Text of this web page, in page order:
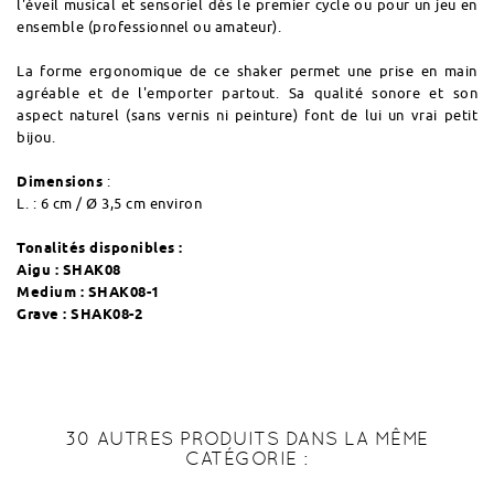
l'éveil musical et sensoriel dès le premier cycle ou pour un jeu en
ensemble (professionnel ou amateur).
La forme ergonomique de ce shaker permet une prise en main
agréable et de l'emporter partout. Sa qualité sonore et son
aspect naturel (sans vernis ni peinture) font de lui un vrai petit
bijou.
Dimensions :
L. : 6 cm / Ø 3,5 cm environ
Tonalités disponibles :
Aigu : SHAK08
Medium : SHAK08-1
Grave : SHAK08-2
30 AUTRES PRODUITS DANS LA MÊME
CATÉGORIE :